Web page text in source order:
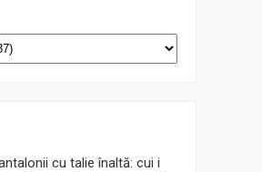
cu talie înaltă: cui i